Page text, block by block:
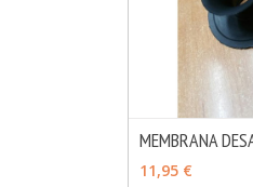
MEMBRANA
11,95 €